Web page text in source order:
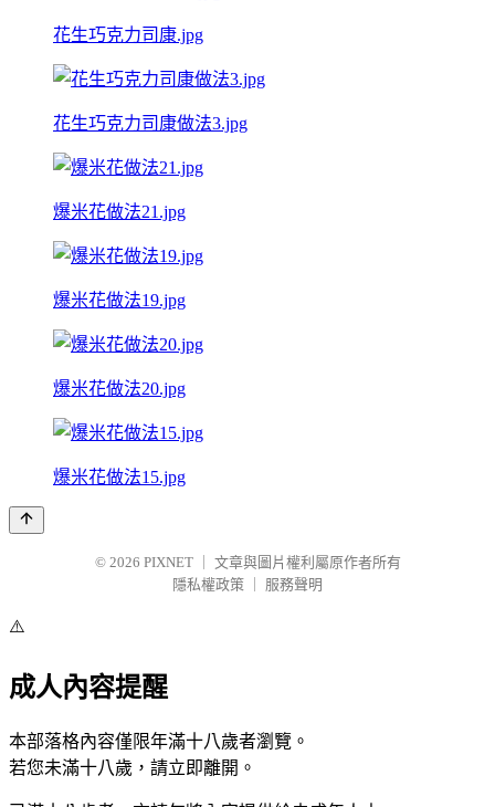
花生巧克力司康.jpg
花生巧克力司康做法3.jpg
爆米花做法21.jpg
爆米花做法19.jpg
爆米花做法20.jpg
爆米花做法15.jpg
© 2026 PIXNET
文章與圖片權利屬原作者所有
隱私權政策
服務聲明
⚠️
成人內容提醒
本部落格內容僅限年滿十八歲者瀏覽。
若您未滿十八歲，請立即離開。